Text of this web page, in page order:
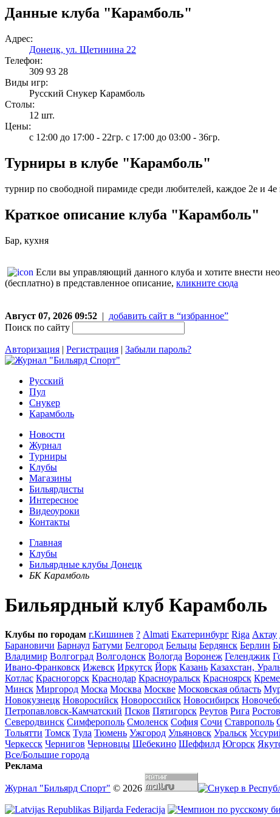
Данные клуба "Карамболь"
Адрес:
Донецк, ул. Щетинина 22
Телефон:
309 93 28
Виды игр:
Русский Снукер Карамболь
Столы:
12 шт.
Цены:
с 12:00 до 17:00 - 22гр. с 17:00 до 03:00 - 36гр.
Турниры в клубе "Карамболь"
турнир по свободной пирамиде среди любителей, каждое 2е и 4е
Краткое описание клуба "Карамболь"
Бар, кухня
Если вы управляющий данного клуба и хотите внести
(бесплатно) в представленное описание, кликните сюда
Август 07, 2026 09:52 | добавить сайт в “избранное”
Поиск по сайту
Авторизация | Регистрация | Забыли пароль?
Русский
Пул
Снукер
Карамболь
Новости
Журнал
Турниры
Клубы
Магазины
Бильярдисты
Интересное
Видеоуроки
Контакты
Главная
Клубы
Бильярдные клубы Донецк
БК Карамболь
Бильярдный клуб Карамболь
Клубы по городам г.Кишинев ? Almati Eкатеринбург Riga Актау
Барановичи Барнаул Батуми Белгород Бельцы Бердянск Берлин
Владимир Волгоград Волгодонск Вологда Воронеж Геленджик
Ивано-Франковск Ижевск Иркутск Йорк Казань Казахстан,
Котлас Красногорск Краснодар Красноуральск Красноярск
Минск Миргород Моска Москва Москве Московская область
Новокузнецк Новоросийск Новороссийск Новосибирск
Петропавловск-Камчатский Псков Пятигорск Реутов Рига
Северодвинск Симферополь Смоленск София Сочи Ставрополь
Тольятти Томск Тула Тюмень Ужгород Ульяновск Уральск
Черкесск Чернигов Черновцы Шебекино Шеффилд Югорск
Все/Большие города
Реклама
Журнал "Бильярд Спорт" © 2026